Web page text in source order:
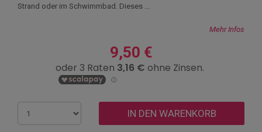
Strand oder im Schwimmbad. Dieses ...
Mehr Infos
9,50 €
IN DEN WARENKORB